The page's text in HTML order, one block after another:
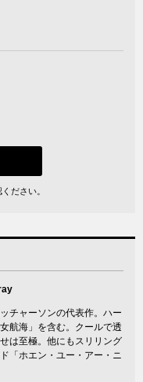
ださい。
チャーソンの代表作。ハー
航海」を含む。クールで透
は至極。他にもスリリング
「ホエン・ユー・アー・ニ